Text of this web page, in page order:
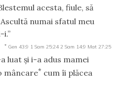
acesta, fiule, să
Ascultă numai sfatul meu
* Gen 43:9 1 Sam 25:24 2 Sam 14:9 Mat 27:25
luat şi i-a adus mamei
mâncare* cum îi plăcea